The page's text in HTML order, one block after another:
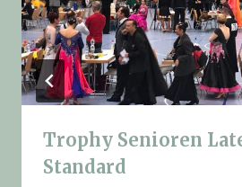
Trophy Senioren
Standard